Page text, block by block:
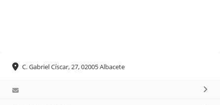
C. Gabriel Císcar, 27, 02005 Albacete